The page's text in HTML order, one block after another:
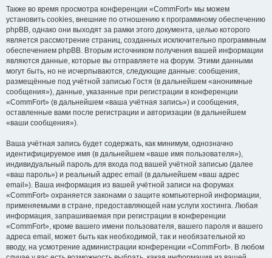
Также во время просмотра конференции «CommFort» мы можем
установить cookies, внешние по отношению к программному обеспечению
phpBB, однако они выходят за рамки этого документа, целью которого
является рассмотрение страниц, созданных исключительно программным
обеспечением phpBB. Вторым источником получения вашей информации
являются данные, которые вы отправляете на форум. Этими данными
могут быть, но не исчерпываются, следующие данные: сообщения,
размещённые под учётной записью Гостя (в дальнейшем «анонимные
сообщения»), данные, указанные при регистрации в конференции
«CommFort» (в дальнейшем «ваша учётная запись») и сообщения,
оставленные вами после регистрации и авторизации (в дальнейшем
«ваши сообщения»).
Ваша учётная запись будет содержать, как минимум, однозначно
идентифицируемое имя (в дальнейшем «ваше имя пользователя»),
индивидуальный пароль для входа под вашей учётной записью (далее
«ваш пароль») и реальный адрес email (в дальнейшем «ваш адрес
email»). Ваша информация из вашей учётной записи на форумах
«CommFort» охраняется законами о защите компьютерной информации,
применяемыми в стране, предоставляющей нам услуги хостинга. Любая
информация, запрашиваемая при регистрации в конференции
«CommFort», кроме вашего имени пользователя, вашего пароля и вашего
адреса email, может быть как необходимой, так и необязательной ко
вводу, на усмотрение администрации конференции «CommFort». В любом